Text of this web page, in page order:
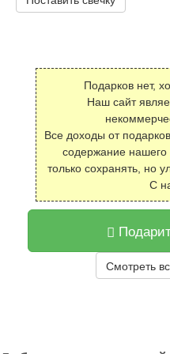
Подарков нет,
Наш сайт
Все доходы от
содержание нашего
только сохранять, но
С
Смотреть